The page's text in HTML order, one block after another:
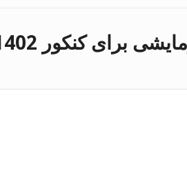
برای کنکور 1402